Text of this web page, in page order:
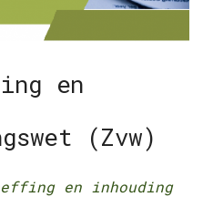
en
(Zvw)
en inhouding